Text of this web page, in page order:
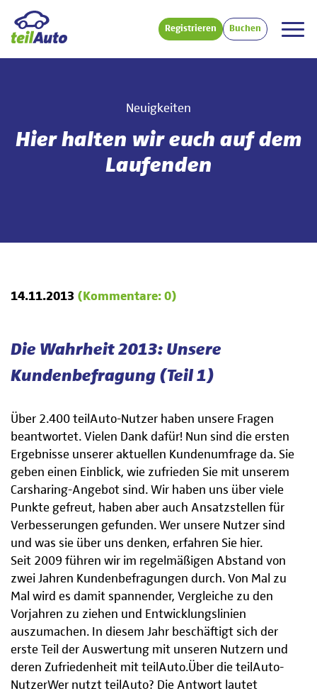
Registrieren Buchen
Neuigkeiten
Hier halten wir euch auf dem
Laufenden
14.11.2013 (Kommentare: 0)
Die Wahrheit 2013: Unsere
Kundenbefragung (Teil 1)
Über 2.400 teilAuto-Nutzer haben unsere Fragen
beantwortet. Vielen Dank dafür! Nun sind die ersten
Ergebnisse unserer aktuellen Kundenumfrage da. Sie
geben einen Einblick, wie zufrieden Sie mit unserem
Carsharing-Angebot sind. Wir haben uns über viele
Punkte gefreut, haben aber auch Ansatzstellen für
Verbesserungen gefunden. Wer unsere Nutzer sind
und was sie über uns denken, erfahren Sie hier.
Seit 2009 führen wir im regelmäßigen Abstand von
zwei Jahren Kundenbefragungen durch. Von Mal zu
Mal wird es damit spannender, Vergleiche zu den
Vorjahren zu ziehen und Entwicklungslinien
auszumachen. In diesem Jahr beschäftigt sich der
erste Teil der Auswertung mit unseren Nutzern und
deren Zufriedenheit mit teilAuto.Über die teilAuto-
NutzerWer nutzt teilAuto? Die Antwort lautet